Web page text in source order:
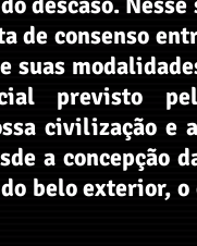
de consenso
previsto
civilização
a concepção
belo exterior,